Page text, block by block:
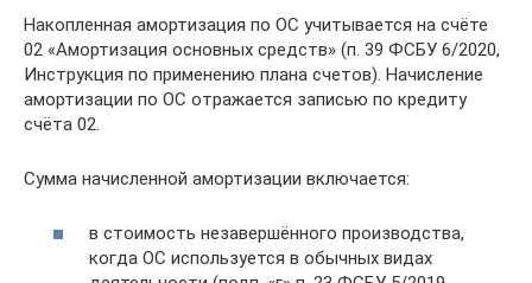
Накопленная амортизация по ОС учитывается на счёте
02 «Амортизация основных средств» (п. 39 ФСБУ 6/2020,
Инструкция по применению плана счетов). Начисление
амортизации по ОС отражается записью по кредиту
счёта 02.
Сумма начисленной амортизации включается:
в стоимость незавершённого производства,
когда ОС используется в обычных видах